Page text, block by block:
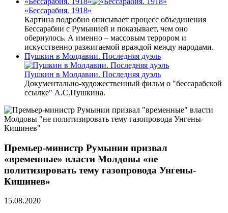
«Бессарабия. 1918»
Картина подробно описывает процесс объединения
Бессарабии с Румынией и показывает, чем оно
обернулось. А именно – массовым террором и
искусственно разжигаемой враждой между народами.
Пушкин в Молдавии. Последняя дуэль
Пушкин в Молдавии. Последняя дуэль
Документально-художественный фильм о "бессарабской
ссылке" А.С.Пушкина.
Премьер-министр Румынии призвал
«временные» власти Молдовы «не
политизировать тему газопровода Унгены-
Кишинев»
15.08.2020